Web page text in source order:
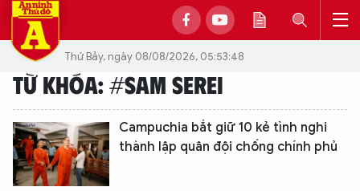
Thứ Bảy, ngày 08/08/2026, 05:53:48
TỪ KHÓA: #SAM SEREI
Campuchia bắt giữ 10 kẻ tình nghi
thành lập quân đội chống chính phủ